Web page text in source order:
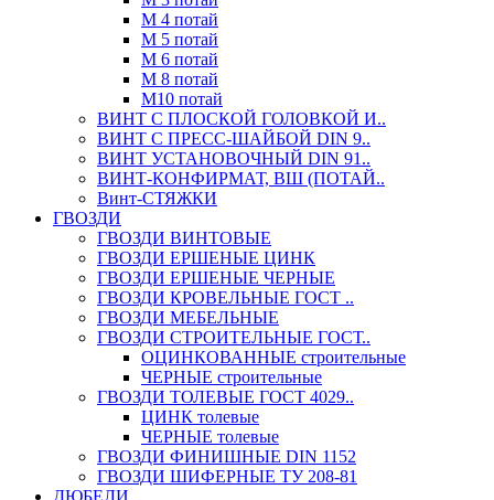
М 4 потай
М 5 потай
М 6 потай
М 8 потай
М10 потай
ВИНТ С ПЛОСКОЙ ГОЛОВКОЙ И..
ВИНТ С ПРЕСС-ШАЙБОЙ DIN 9..
ВИНТ УСТАНОВОЧНЫЙ DIN 91..
ВИНТ-КОНФИРМАТ, ВШ (ПОТАЙ..
Винт-СТЯЖКИ
ГВОЗДИ
ГВОЗДИ ВИНТОВЫЕ
ГВОЗДИ ЕРШЕНЫЕ ЦИНК
ГВОЗДИ ЕРШЕНЫЕ ЧЕРНЫЕ
ГВОЗДИ КРОВЕЛЬНЫЕ ГОСТ ..
ГВОЗДИ МЕБЕЛЬНЫЕ
ГВОЗДИ СТРОИТЕЛЬНЫЕ ГОСТ..
ОЦИНКОВАННЫЕ строительные
ЧЕРНЫЕ строительные
ГВОЗДИ ТОЛЕВЫЕ ГОСТ 4029..
ЦИНК толевые
ЧЕРНЫЕ толевые
ГВОЗДИ ФИНИШНЫЕ DIN 1152
ГВОЗДИ ШИФЕРНЫЕ ТУ 208-81
ДЮБЕЛИ